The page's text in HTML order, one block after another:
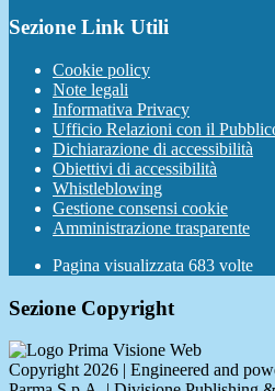
Sezione Link Utili
Cookie policy
Note legali
Informativa Privacy
Ufficio Relazioni con il
Dichiarazione di accessibilità
Obiettivi di accessibilità
Whistleblowing
Gestione consensi cookie
Amministrazione trasparente
Pagina visualizzata 683 volte
Sezione Copyright
Copyright 2026 | Engineered and